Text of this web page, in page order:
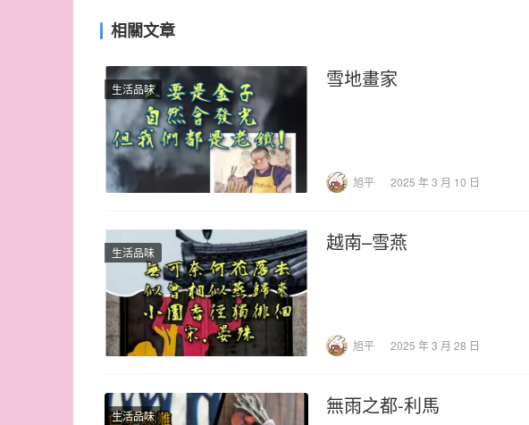
相關文章
生活品味 雪地畫家
旭平 2025 年 3 月 10 日
生活品味 越南–雪燕
旭平 2025 年 3 月 28 日
生活品味 無雨之都-利馬